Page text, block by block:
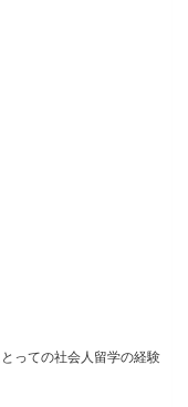
っての社会人留学の経験